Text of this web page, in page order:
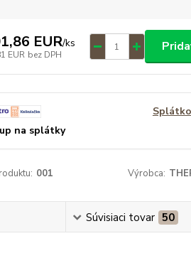
EUR/ks
EUR bez DPH
na splátky
001 Výrobca:
Súvisiaci tovar 50